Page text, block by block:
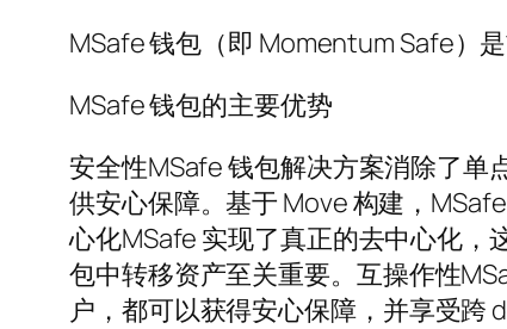
MSafe 钱包（即 Momentum Safe）
MSafe 钱包的主要优势
安全性MSafe 钱包解决方案消除了单
供安心保障。基于 Move 构建，
心化MSafe 实现了真正的去中心化，
包中转移资产至关重要。互操作性
户，都可以获得安心保障，并享受跨